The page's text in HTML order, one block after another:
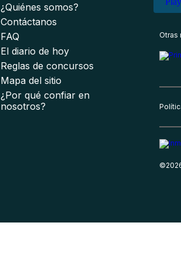
¿Quiénes somos?
Contáctanos
FAQ
El diario de hoy
Reglas de concursos
Mapa del sitio
¿Por qué confiar en
nosotros?
Otras
©